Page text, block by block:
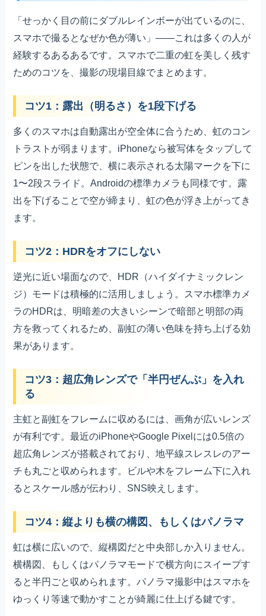
「せっかく目の前にダブルレインボーが出ているのに、
スマホで撮るとなぜか色が薄い」――これは多くの人が
経験するあるあるです。スマホで二重の虹を美しく残す
ためのコツを、撮影の現場目線でまとめます。
コツ1：露出（明るさ）を1段下げる
多くのスマホは自動露出が空全体に合うため、虹のコン
トラストが弱まります。iPhoneなら被写体をタップして
ピンを出した状態で、横に表示される太陽マークを下に
1〜2段スライド。Androidの標準カメラも同様です。露
出を下げることで空が締まり、虹の色が浮き上がってき
ます。
コツ2：HDRをオフにしない
逆光に近い場面なので、HDR（ハイダイナミックレン
ジ）モードは積極的に活用しましょう。スマホ標準カメ
ラのHDRは、明暗差の大きいシーンで暗部と明部の両
方を救ってくれるため、副虹の薄い色味を持ち上げる効
果があります。
コツ3：超広角レンズで「半円ぜんぶ」を入れ
る
主虹と副虹をフレームに収めるには、画角が広いレンズ
が有利です。最近のiPhoneやGoogle Pixelには0.5倍の
超広角レンズが搭載されており、地平線スレスレのアー
チも丸ごと収められます。ビルや木をフレーム下に入れ
るとスケール感が伝わり、SNS映えします。
コツ4：縦よりも横の構図、もしくはパノラマ
虹は横に広いので、縦構図だと中央部しか入りません。
横構図、もしくはパノラマモードで横方向にスイープす
ると半円ごと収められます。パノラマ撮影中はスマホを
ゆっくり等速で動かすことが綺麗に仕上げる鍵です。